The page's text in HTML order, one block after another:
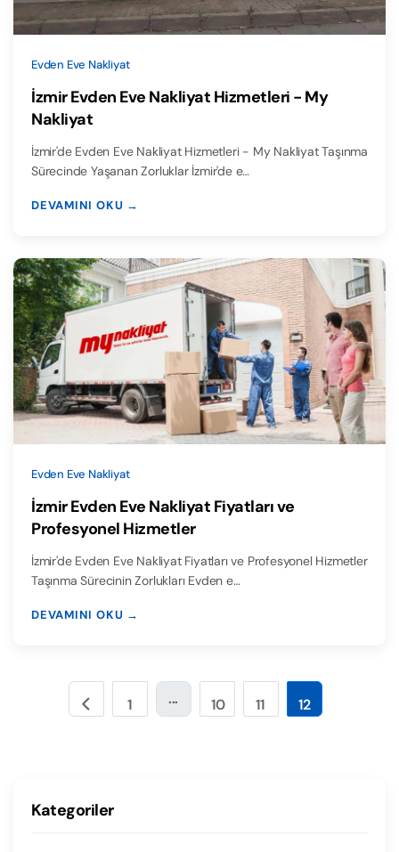
Evden Eve Nakliyat
İzmir Evden Eve Nakliyat Hizmetleri - My
Nakliyat
İzmir'de Evden Eve Nakliyat Hizmetleri - My Nakliyat Taşınma
Sürecinde Yaşanan Zorluklar İzmir'de e…
DEVAMINI OKU →
Evden Eve Nakliyat
İzmir Evden Eve Nakliyat Fiyatları ve
Profesyonel Hizmetler
İzmir'de Evden Eve Nakliyat Fiyatları ve Profesyonel Hizmetler
Taşınma Sürecinin Zorlukları Evden e…
DEVAMINI OKU →
1 ... 10 11 12
Kategoriler